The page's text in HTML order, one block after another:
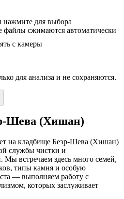
нажмите для выбора
файлы сжимаются автоматически
с камеры
для анализа и не сохраняются.
Шева (Хишан)
на кладбище Беэр-Шева (Хишан)
службы чистки и
Мы встречаем здесь много семей,
типы камня и особую
— выполняем работу с
которых заслуживает